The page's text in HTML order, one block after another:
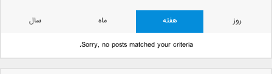
روز هفته ماه
سال
Sorry, no posts matched your criteria.